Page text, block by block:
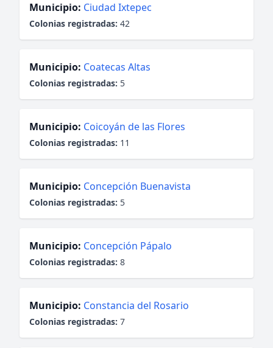
Municipio: Ciudad Ixtepec
Colonias registradas: 42
Municipio: Coatecas Altas
Colonias registradas: 5
Municipio: Coicoyán de las Flores
Colonias registradas: 11
Municipio: Concepción Buenavista
Colonias registradas: 5
Municipio: Concepción Pápalo
Colonias registradas: 8
Municipio: Constancia del Rosario
Colonias registradas: 7